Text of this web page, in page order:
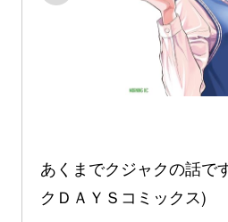
あくまでクジャクの話で
クＤＡＹＳコミックス)